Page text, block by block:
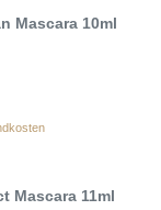
Mascara 10ml
Mascara 11ml